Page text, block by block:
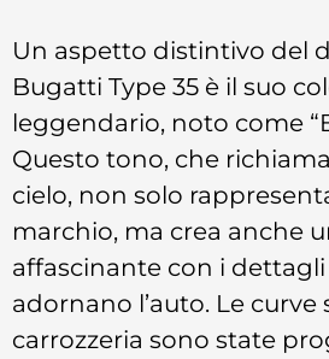
Un aspetto distintivo del
Bugatti Type 35 è il suo
leggendario, noto come
Questo tono, che
cielo, non solo
marchio, ma crea anche
affascinante con i
adornano l’auto. Le curve
carrozzeria sono state